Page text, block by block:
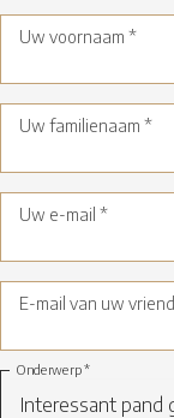
Uw voornaam *
Uw familienaam *
Uw e-mail *
E-mail van uw
Onderwerp *